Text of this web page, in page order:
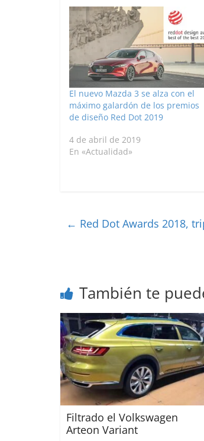
El nuevo Mazda 3 se alza con el
máximo galardón de los premios
de diseño Red Dot 2019
4 de abril de 2019
En «Actualidad»
← Red Dot Awards 2018,
También te
Filtrado el Volkswagen
Arteon Variant